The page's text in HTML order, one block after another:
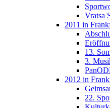
Vratsa
2011 in
13.
3.
2012 in
22.